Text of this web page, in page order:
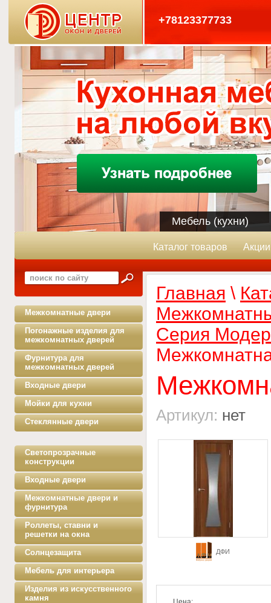
+78123377733
Мебель (кухни)
Каталог товаров
Межкомнатные двери
Погонажные изделия для
межкомнатных дверей
Фурнитура для
межкомнатных дверей
Входные двери
Мойки для кухни
Стеклянные двери
Светопрозрачные
конструкции
Входные двери
Межкомнатные двери и
фурнитура
Роллеты, ставни и
решетки на окна
Солнцезащита
Мебель для интерьера
Изделия из искусственного
камня
Главная \
Серия
Артикул: нет
ДФИ